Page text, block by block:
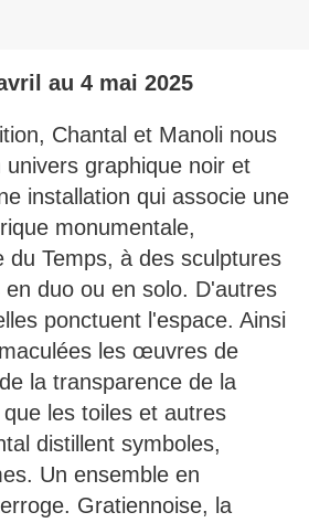
au 4 mai 2025
Chantal et Manoli nous
univers graphique noir et
installation qui associe une
monumentale,
du Temps, à des sculptures
duo ou en solo. D'autres
ponctuent l'espace. Ainsi
les œuvres de
la transparence de la
les toiles et autres
distillent symboles,
Un ensemble en
Gratiennoise, la